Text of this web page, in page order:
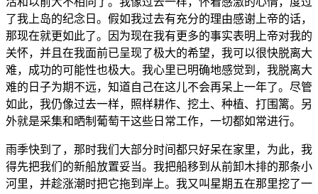
了我上岛的纪念日。假如我过去有充分的理由感谢上帝的话，
那现在就更如此了。因为现在我有更多的事实表明上帝对我的
关怀，并且在我面前已呈现了极大的希望，我可以很快脱离大
难，成功的可能性也极大。我心里已明确地感觉到，我脱离大
难的日子为期不远，知道自己在这儿不会再呆上一年了。尽管
如此，我仍像过去一样，照样耕作、挖土、种植、打围篱。另
外就是采集和晒制葡萄干这些日常工作，一切都如常进行。
雨季快到了，那时我们大部分时间都只好呆在家里，为此，我
得先把我们的新船放置妥当。我把船移到从前卸木排的那条小
河里，并趁涨潮时把它拖到岸上。我又叫星期五在那里挖了一